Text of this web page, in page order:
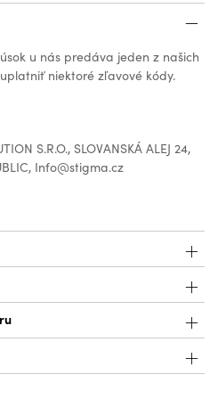
u nás predáva jeden z našich
niektoré zľavové kódy.
S.R.O., SLOVANSKÁ ALEJ 24,
Info@stigma.cz